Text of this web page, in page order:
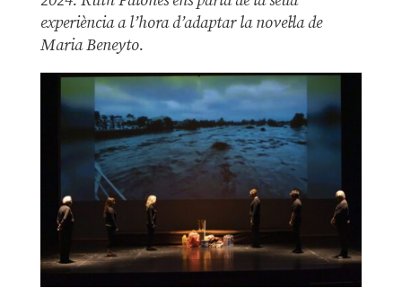
experiència a l’hora d’adaptar la novel·la de
Maria Beneyto.